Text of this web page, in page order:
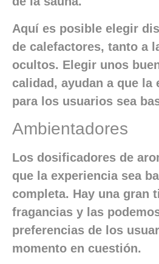
Aquí es posible elegir
de calefactores, tanto a
ocultos. Elegir unos
calidad, ayudan a que la
para los usuarios sea
Ambientadores
Los dosificadores de
que la experiencia sea
completa. Hay una gran
fragancias y las
preferencias de los
momento en cuestión.